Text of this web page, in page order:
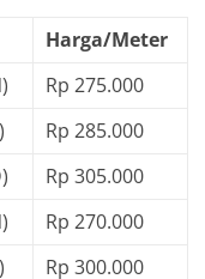
Harga/Meter
Rp 275.000
Rp 285.000
Rp 305.000
Rp 270.000
Rp 300.000